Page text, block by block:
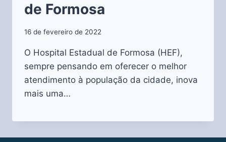
de Formosa
16 de fevereiro de 2022
O Hospital Estadual de Formosa (HEF),
sempre pensando em oferecer o melhor
atendimento à população da cidade, inova
mais uma…